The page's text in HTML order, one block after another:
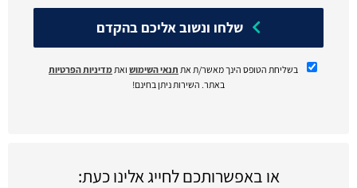
בשליחת הטופס הינך מאשר/ת את תנאי השימוש ואת מדיניות הפרטיות
באתר. השירות ניתן בחינם!
או באפשרותכם לחייג אלינו כעת: